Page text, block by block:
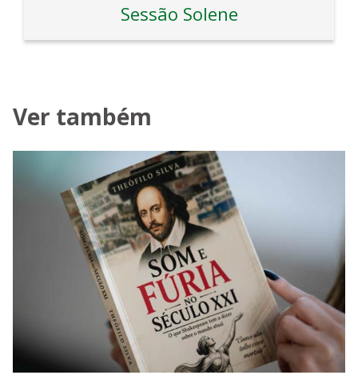
Sessão Solene
Ver também